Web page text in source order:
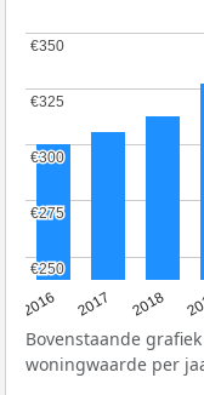
2016 2017 2018
€250
€250
€275
€275
€300
€300
€325
€325
€350
€350
Bovenstaande
woningwaarde per